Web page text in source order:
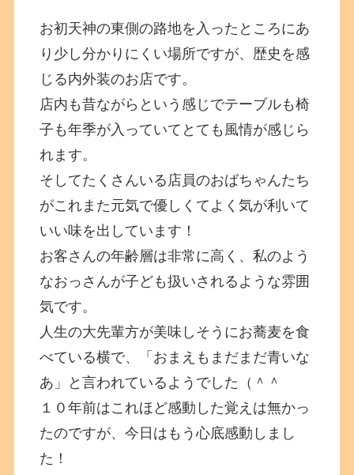
お初天神の東側の路地を入ったところにあ
り少し分かりにくい場所ですが、歴史を感
じる内外装のお店です。
店内も昔ながらという感じでテーブルも椅
子も年季が入っていてとても風情が感じら
れます。
そしてたくさんいる店員のおばちゃんたち
がこれまた元気で優しくてよく気が利いて
いい味を出しています！
お客さんの年齢層は非常に高く、私のよう
なおっさんが子ども扱いされるような雰囲
気です。
人生の大先輩方が美味しそうにお蕎麦を食
べている横で、「おまえもまだまだ青いな
あ」と言われているようでした（＾＾
１０年前はこれほど感動した覚えは無かっ
たのですが、今日はもう心底感動しまし
た！